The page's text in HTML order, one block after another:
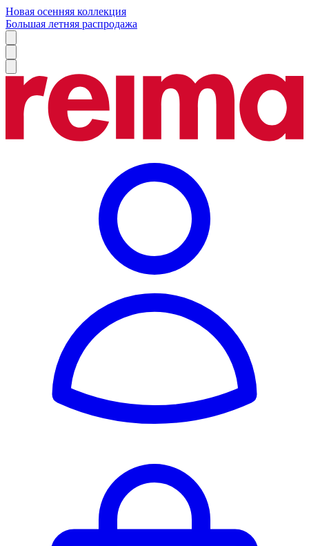
Новая осенняя коллекция
Большая летняя распродажа